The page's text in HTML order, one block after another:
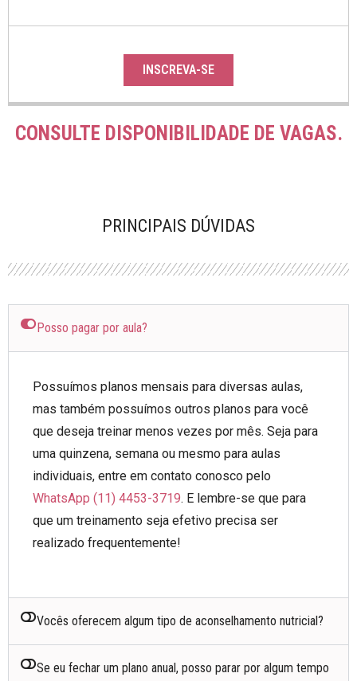
INSCREVA-SE
CONSULTE DISPONIBILIDADE DE VAGAS.
PRINCIPAIS DÚVIDAS
Posso pagar por aula?
Possuímos planos mensais para diversas aulas,
mas também possuímos outros planos para você
que deseja treinar menos vezes por mês. Seja para
uma quinzena, semana ou mesmo para aulas
individuais, entre em contato conosco pelo
WhatsApp (11) 4453-3719. E lembre-se que para
que um treinamento seja efetivo precisa ser
realizado frequentemente!
Vocês oferecem algum tipo de aconselhamento nutricial?
Se eu fechar um plano anual, posso parar por algum tempo